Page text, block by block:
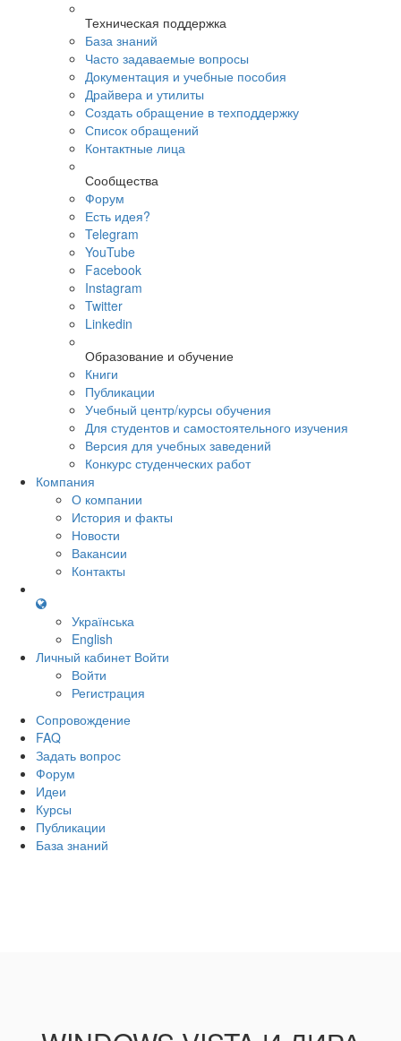
Техническая поддержка
База знаний
Часто задаваемые вопросы
Документация и учебные пособия
Драйвера и утилиты
Создать обращение в техподдержку
Список обращений
Контактные лица
Сообщества
Форум
Есть идея?
Telegram
YouTube
Facebook
Instagram
Twitter
Linkedin
Образование и обучение
Книги
Публикации
Учебный центр/курсы обучения
Для студентов и самостоятельного изучения
Версия для учебных заведений
Конкурс студенческих работ
Компания
О компании
История и факты
Новости
Вакансии
Контакты
Українська
English
Личный кабинет Войти
Войти
Регистрация
Сопровождение
FAQ
Задать вопрос
Форум
Идеи
Курсы
Публикации
База знаний